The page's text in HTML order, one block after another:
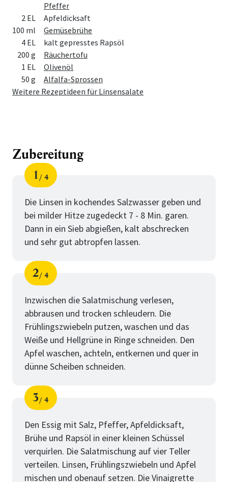
Pfeffer
2 EL
Apfeldicksaft
100 ml
Gemüsebrühe
4 EL
kalt gepresstes Rapsöl
200 g
Räuchertofu
1 EL
Olivenöl
50 g
Alfalfa-Sprossen
Weitere Rezeptideen für Linsensalate
Zubereitung
Schritt
1
von
4
Die Linsen in kochendes Salzwasser geben und
bei milder Hitze zugedeckt 7 - 8 Min. garen.
Dann in ein Sieb abgießen, kalt abschrecken
und sehr gut abtropfen lassen.
Schritt
2
von
4
Inzwischen die Salatmischung verlesen,
abbrausen und trocken schleudern. Die
Frühlingszwiebeln putzen, waschen und das
Weiße und Hellgrüne in Ringe schneiden. Den
Apfel waschen, achteln, entkernen und quer in
dünne Scheiben schneiden.
Schritt
3
von
4
Den Essig mit Salz, Pfeffer, Apfeldicksaft,
Brühe und Rapsöl in einer kleinen Schüssel
verquirlen. Die Salatmischung auf vier Teller
verteilen. Linsen, Frühlingszwiebeln und Apfel
mischen und obenauf setzen. Die Vinaigrette